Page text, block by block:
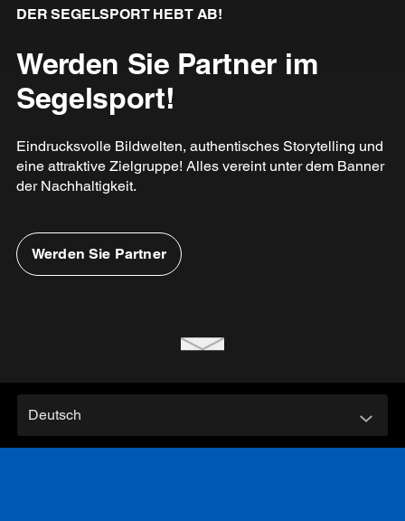
DER SEGELSPORT HEBT AB!
Werden Sie Partner im
Segelsport!
Eindrucksvolle Bildwelten, authentisches Storytelling und
eine attraktive Zielgruppe! Alles vereint unter dem Banner
der Nachhaltigkeit.
Werden Sie Partner
Deutsch